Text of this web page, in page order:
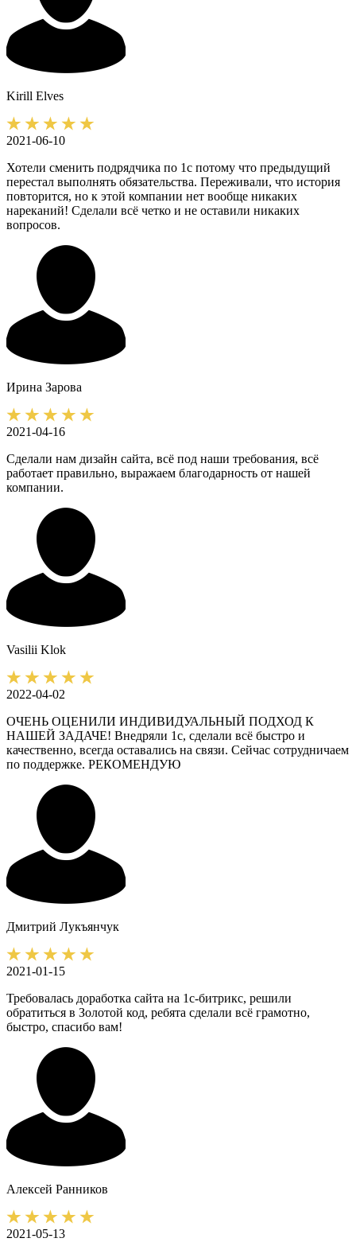
Kirill Elves
2021-06-10
Хотели сменить подрядчика по 1с потому что предыдущий
перестал выполнять обязательства. Переживали, что история
повторится, но к этой компании нет вообще никаких
нареканий! Сделали всё четко и не оставили никаких
вопросов.
Ирина Зарова
2021-04-16
Сделали нам дизайн сайта, всё под наши требования, всё
работает правильно, выражаем благодарность от нашей
компании.
Vasilii Klok
2022-04-02
ОЧЕНЬ ОЦЕНИЛИ ИНДИВИДУАЛЬНЫЙ ПОДХОД К
НАШЕЙ ЗАДАЧЕ! Внедряли 1с, сделали всё быстро и
качественно, всегда оставались на связи. Сейчас сотрудничаем
по поддержке. РЕКОМЕНДУЮ
Дмитрий Лукъянчук
2021-01-15
Требовалась доработка сайта на 1с-битрикс, решили
обратиться в Золотой код, ребята сделали всё грамотно,
быстро, спасибо вам!
Алексей Ранников
2021-05-13